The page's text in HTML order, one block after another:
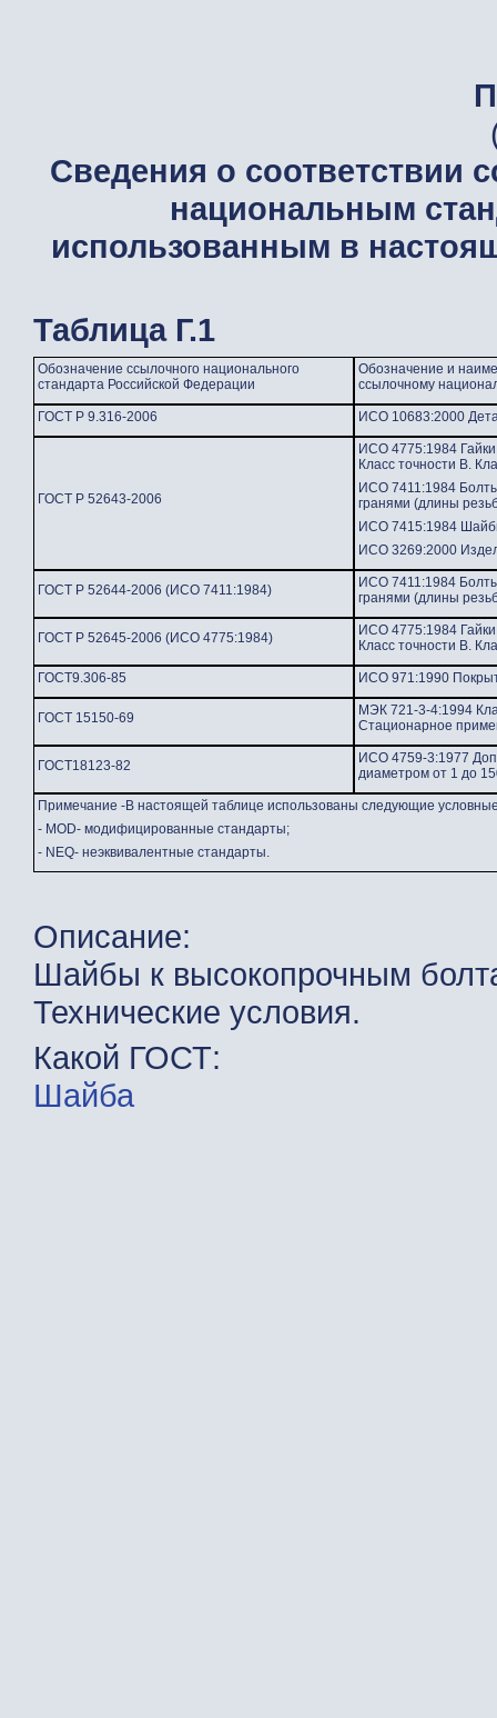
Сведения о соответствии
национальным
использованным в
Таблица Г.1
Обозначение ссылочного национального
стандарта Российской Федерации
Обозначение и
ссылочному
ГОСТ Р 9.316-2006 ИСО 10683:2000
ГОСТ Р 52643-2006
ИСО 4775:1984
Класс точности В.
ИСО 7411:1984
гранями (длины
ИСО 7415:1984
ИСО 3269:2000
ГОСТ Р 52644-2006 (ИСО 7411:1984)
ИСО 7411:1984
гранями (длины
ГОСТ Р 52645-2006 (ИСО 4775:1984)
ИСО 4775:1984
Класс точности В.
ГОСТ9.306-85 ИСО 971:1990
ГОСТ 15150-69
МЭК 721-3-4:1994
Стационарное
ГОСТ18123-82
ИСО 4759-3:1977
диаметром от 1 до
Примечание -В настоящей таблице использованы следующие
- MOD- модифицированные стандарты;
- NEQ- неэквивалентные стандарты.
Описание:
Шайбы к высокопрочным
Технические условия.
Какой ГОСТ:
Шайба